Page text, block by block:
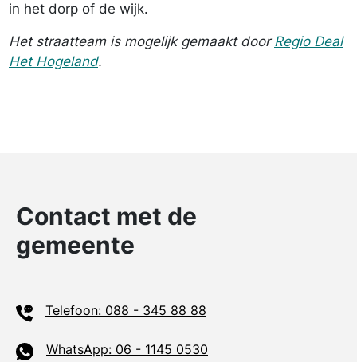
in het dorp of de wijk.
Het straatteam is mogelijk gemaakt door Regio Deal
Het Hogeland.
Contact met de
gemeente
Telefoon: 088 - 345 88 88
WhatsApp: 06 - 1145 0530